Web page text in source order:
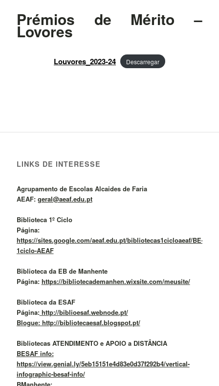
Prémios de Mérito –
Lovores
Louvores_2023-24 Descarregar
LINKS DE INTERESSE
Agrupamento de Escolas Alcaides de Faria
AEAF: geral@aeaf.edu.pt
Biblioteca 1º Ciclo
Página:
https://sites.google.com/aeaf.edu.pt/bibliotecas1cicloaeaf/BE-
1ciclo-AEAF
Biblioteca da EB de Manhente
Página: https://bibliotecademanhen.wixsite.com/meusite/
Biblioteca da ESAF
Página:http://biblioesaf.webnode.pt/
Blogue: http://bibliotecaesaf.blogspot.pt/
Bibliotecas ATENDIMENTO e APOIO a DISTÂNCIA
BESAF info:
https://view.genial.ly/5eb15151e4d83e0d37f292b4/vertical-
infographic-besaf-info/
BManhente: